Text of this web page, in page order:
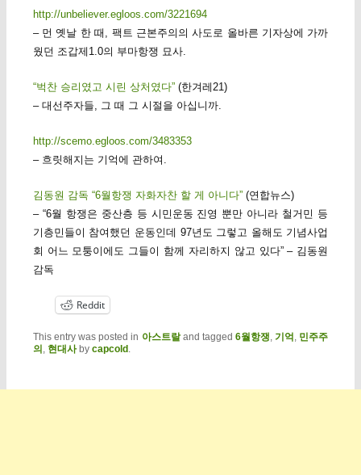
http://unbeliever.egloos.com/3221694
– 먼 옛날 한 때, 팩트 근본주의의 사도로 올바른 기자상에 가까
웠던 조갑제1.0의 부마항쟁 묘사.
“벅찬 승리였고 시린 상처였다”(한겨레21)
– 대선주자들, 그 때 그 시절을 아십니까.
http://scemo.egloos.com/3483353
– 흐릿해지는 기억에 관하여.
김동원 감독 “6월항쟁 자화자찬 할 게 아니다”(연합뉴스)
– “6월 항쟁은 중산층 등 시민운동 진영 뿐만 아니라 철거민 등
기층민들이 참여했던 운동인데 97년도 그렇고 올해도 기념사업
회 어느 모퉁이에도 그들이 함께 자리하지 않고 있다” – 김동원
감독
Reddit
This entry was posted in 아스트랄and tagged6월항쟁 ,기억 민주주
의 현대사by capcold.